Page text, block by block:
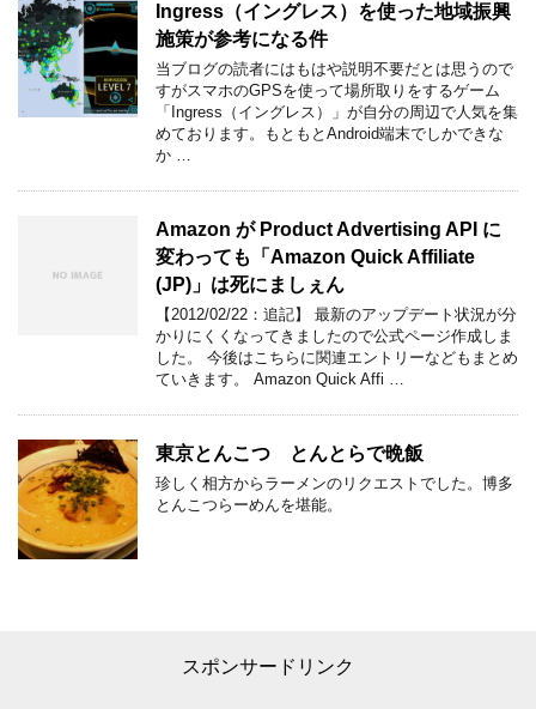
Ingress（イングレス）を使った地域振興
施策が参考になる件
当ブログの読者にはもはや説明不要だとは思うので
すがスマホのGPSを使って場所取りをするゲーム
「Ingress（イングレス）」が自分の周辺で人気を集
めております。もともとAndroid端末でしかできな
か …
Amazon が Product Advertising API に
変わっても「Amazon Quick Affiliate
(JP)」は死にましぇん
【2012/02/22：追記】 最新のアップデート状況が分
かりにくくなってきましたので公式ページ作成しま
した。 今後はこちらに関連エントリーなどもまとめ
ていきます。 Amazon Quick Affi …
東京とんこつ とんとらで晩飯
珍しく相方からラーメンのリクエストでした。博多
とんこつらーめんを堪能。
スポンサードリンク